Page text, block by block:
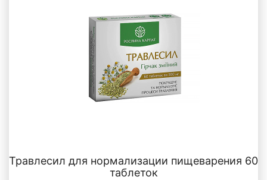
Травлесил для нормализации пищеварения 60
таблеток